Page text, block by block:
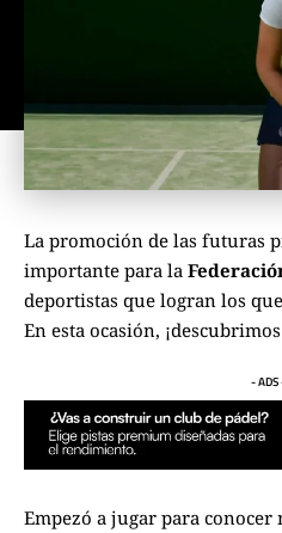
La promoción de las futuras
importante para la
deportistas que logran los
En esta ocasión,
- ADS
Empezó a jugar para conocer